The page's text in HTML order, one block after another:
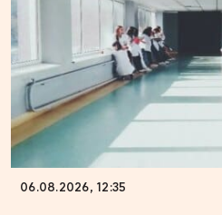
06.08.2026, 12:35